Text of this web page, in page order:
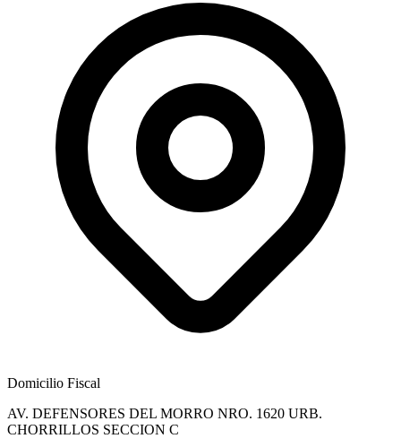
Domicilio Fiscal
AV. DEFENSORES DEL MORRO NRO. 1620 URB.
CHORRILLOS SECCION C